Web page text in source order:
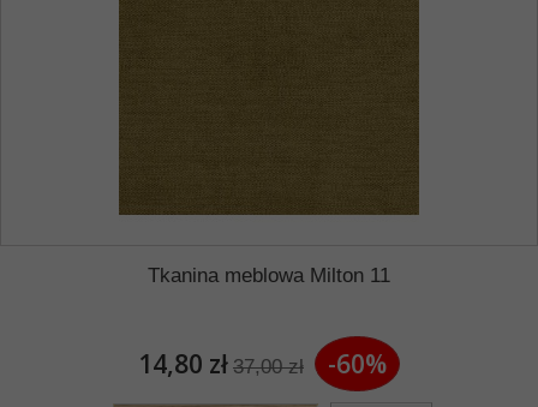
Tkanina meblowa Milton 11
14,80 zł 37,00 zł -60%